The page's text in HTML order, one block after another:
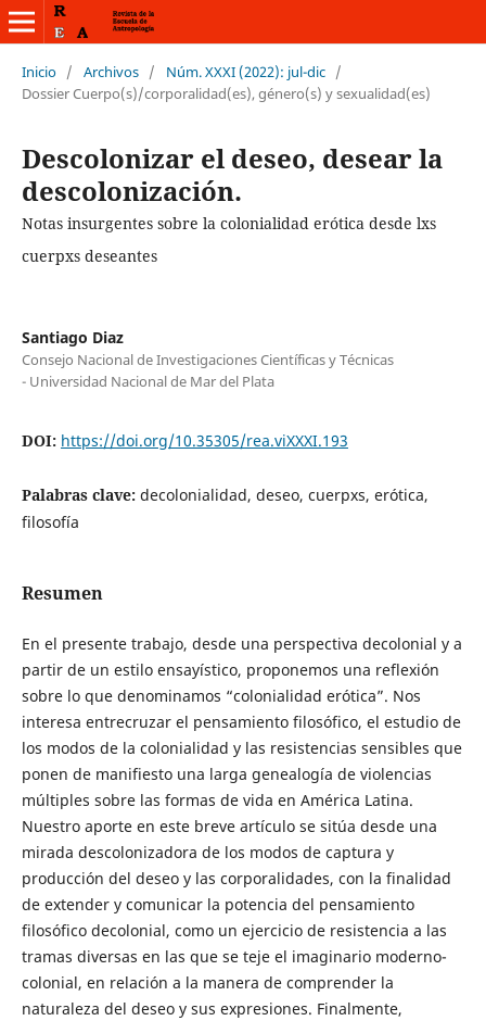
Inicio / Archivos / Núm. XXXI (2022): jul-dic /
Dossier Cuerpo(s)/corporalidad(es), género(s) y sexualidad(es)
Descolonizar el deseo, desear la
descolonización.
Notas insurgentes sobre la colonialidad erótica desde lxs
cuerpxs deseantes
Santiago Diaz
Consejo Nacional de Investigaciones Científicas y Técnicas
- Universidad Nacional de Mar del Plata
DOI: https://doi.org/10.35305/rea.viXXXI.193
Palabras clave: decolonialidad, deseo, cuerpxs, erótica,
filosofía
Resumen
En el presente trabajo, desde una perspectiva decolonial y a
partir de un estilo ensayístico, proponemos una reflexión
sobre lo que denominamos “colonialidad erótica”. Nos
interesa entrecruzar el pensamiento filosófico, el estudio de
los modos de la colonialidad y las resistencias sensibles que
ponen de manifiesto una larga genealogía de violencias
múltiples sobre las formas de vida en América Latina.
Nuestro aporte en este breve artículo se sitúa desde una
mirada descolonizadora de los modos de captura y
producción del deseo y las corporalidades, con la finalidad
de extender y comunicar la potencia del pensamiento
filosófico decolonial, como un ejercicio de resistencia a las
tramas diversas en las que se teje el imaginario moderno-
colonial, en relación a la manera de comprender la
naturaleza del deseo y sus expresiones. Finalmente,